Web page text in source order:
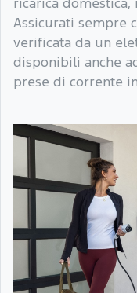
ricarica domestica,
Assicurati sempre
verificata da un
disponibili anche
prese di corrente